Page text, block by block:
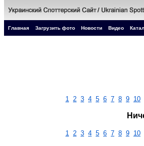
Главная Загрузить фото Новости Видео
1 2 3 4 5 6 7 8 9 10
1 2 3 4 5 6 7 8 9 10